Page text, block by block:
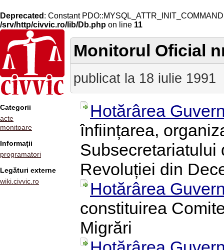
Deprecated : Constant
/srv/http/civvic.ro/lib/Db.php on line 11
Categorii
acte
monitoare
Informații
programatori
Legături externe
wiki.civvic.ro
Monitorul Oficial
publicat la 18 iulie 1991
Hotărârea
înființarea,
Subsecretariatului
Revoluției din
Hotărârea
constituirea
Migrări